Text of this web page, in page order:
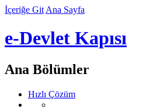
İçeriğe Git Ana Sayfa
e-Devlet Kapısı
Ana Bölümler
Hızlı Çözüm